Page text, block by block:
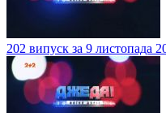
202 випуск за 9 листопада